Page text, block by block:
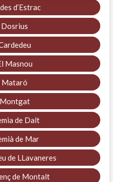
d’Estrac
Dosrius
Masnou
Mataró
Montgat
de Dalt
de Mar
de LLavaneres
de Montalt